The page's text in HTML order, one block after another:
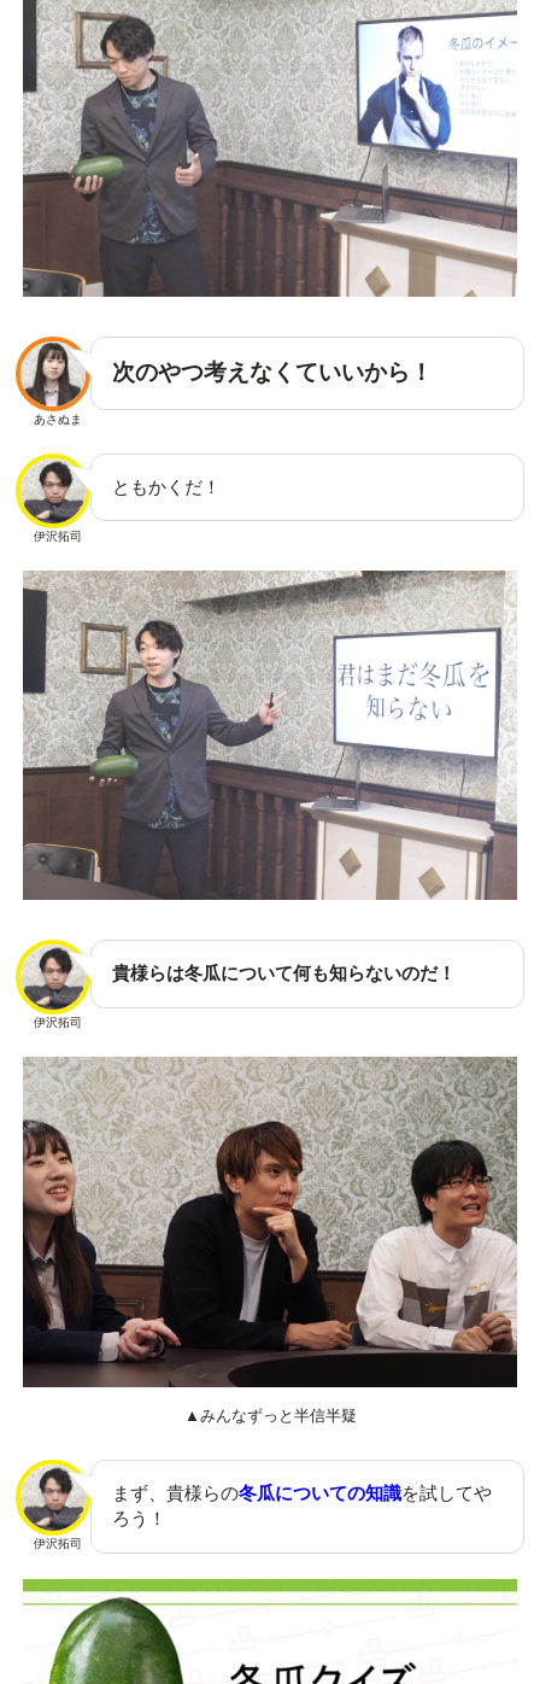
あさぬま
次のやつ考えなくていいから！
伊沢拓司
ともかくだ！
伊沢拓司
貴様らは冬瓜について何も知らないのだ！
▲みんなずっと半信半疑
伊沢拓司
まず、貴様らの冬瓜についての知識を試してや
ろう！